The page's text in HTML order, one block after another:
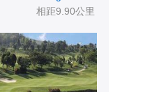
相距9.90公里